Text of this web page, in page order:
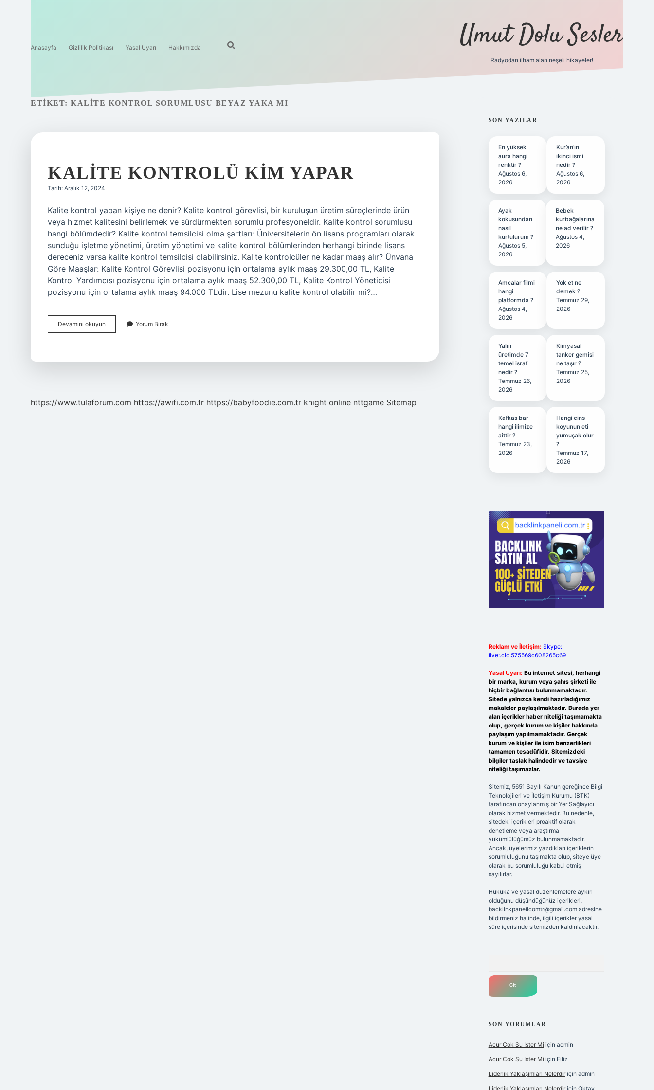
Anasayfa Gizlilik Politikası Yasal Uyarı Hakkımızda Umut Dolu Sesler
Radyodan ilham alan neşeli hikayeler!
ETIKET: KALITE KONTROL SORUMLUSU BEYAZ YAKA MI
KALITE KONTROLÜ KIM YAPAR
Tarih: Aralık 12, 2024
Kalite kontrol yapan kişiye ne denir? Kalite kontrol görevlisi, bir kuruluşun üretim süreçlerinde ürün
veya hizmet kalitesini belirlemek ve sürdürmekten sorumlu profesyoneldir. Kalite kontrol sorumlusu
hangi bölümdedir? Kalite kontrol temsilcisi olma şartları: Üniversitelerin ön lisans programları olarak
sunduğu işletme yönetimi, üretim yönetimi ve kalite kontrol bölümlerinden herhangi birinde lisans
dereceniz varsa kalite kontrol temsilcisi olabilirsiniz. Kalite kontrolcüler ne kadar maaş alır? Ünvana
Göre Maaşlar: Kalite Kontrol Görevlisi pozisyonu için ortalama aylık maaş 29.300,00 TL, Kalite
Kontrol Yardımcısı pozisyonu için ortalama aylık maaş 52.300,00 TL, Kalite Kontrol Yöneticisi
pozisyonu için ortalama aylık maaş 94.000 TL’dir. Lise mezunu kalite kontrol olabilir mi?…
Devamını okuyun
Kontrolü
Yorum Bırak
https://www.tulaforum.com https://awifi.com.tr https://babyfoodie.com.tr knight online nttgame Sitemap
SIDEBAR
SON YAZILAR
En yüksek
aura hangi
renktir ?
Ağustos 6,
2026
Kur’an’ın
ikinci ismi
nedir ?
Ağustos 6,
2026
Ayak
kokusundan
nasıl
kurtulurum ?
Ağustos 5,
2026
Bebek
kurbağalarına
ne ad verilir ?
Ağustos 4,
2026
Amcalar filmi
hangi
platformda ?
Ağustos 4,
2026
Yok et ne
demek ?
Temmuz 29,
2026
Yalın
üretimde 7
temel israf
nedir ?
Temmuz 26,
2026
Kimyasal
tanker gemisi
ne taşır ?
Temmuz 25,
2026
Kafkas bar
hangi ilimize
aittir ?
Temmuz 23,
2026
Hangi cins
koyunun eti
yumuşak olur
?
Temmuz 17,
2026
Reklam ve İletişim: Skype:
live:.cid.575569c608265c69
Yasal Uyarı: Bu internet sitesi, herhangi
bir marka, kurum veya şahıs şirketi ile
hiçbir bağlantısı bulunmamaktadır.
Sitede yalnızca kendi hazırladığımız
makaleler paylaşılmaktadır. Burada yer
alan içerikler haber niteliği taşımamakta
olup, gerçek kurum ve kişiler hakkında
paylaşım yapılmamaktadır. Gerçek
kurum ve kişiler ile isim benzerlikleri
tamamen tesadüfidir. Sitemizdeki
bilgiler taslak halindedir ve tavsiye
niteliği taşımazlar.
Sitemiz, 5651 Sayılı Kanun gereğince Bilgi
Teknolojileri ve İletişim Kurumu (BTK)
tarafından onaylanmış bir Yer Sağlayıcı
olarak hizmet vermektedir. Bu nedenle,
sitedeki içerikleri proaktif olarak
denetleme veya araştırma
yükümlülüğümüz bulunmamaktadır.
Ancak, üyelerimiz yazdıkları içeriklerin
sorumluluğunu taşımakta olup, siteye üye
olarak bu sorumluluğu kabul etmiş
sayılırlar.
Hukuka ve yasal düzenlemelere aykırı
olduğunu düşündüğünüz içerikleri,
backlinkpanelicomtr@gmail.comadresine
bildirmeniz halinde, ilgili içerikler yasal
süre içerisinde sitemizden kaldırılacaktır.
SON YORUMLAR
Acur Cok Su Ister Mi için admin
Acur Cok Su Ister Mi için Filiz
Liderlik Yaklaşımları Nelerdiriçin admin
Liderlik Yaklaşımları Nelerdiriçin Oktay